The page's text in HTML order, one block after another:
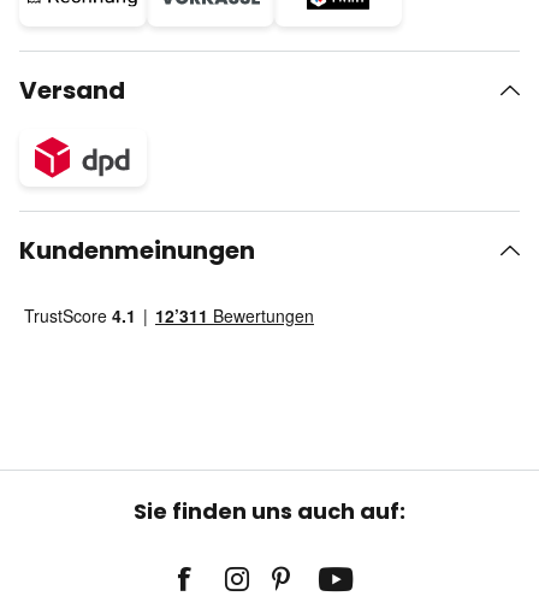
Versand
Kundenmeinungen
Sie finden uns auch auf: